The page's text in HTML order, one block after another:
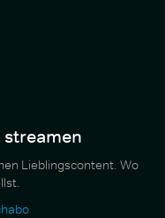
Lieblingscontent. Wo